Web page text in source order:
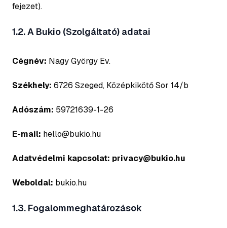
fejezet).
1.2. A Bukio (Szolgáltató) adatai
Cégnév: Nagy György Ev.
Székhely: 6726 Szeged, Középkikötő Sor 14/b
Adószám: 59721639-1-26
E-mail: hello@bukio.hu
Adatvédelmi kapcsolat: privacy@bukio.hu
Weboldal: bukio.hu
1.3. Fogalommeghatározások